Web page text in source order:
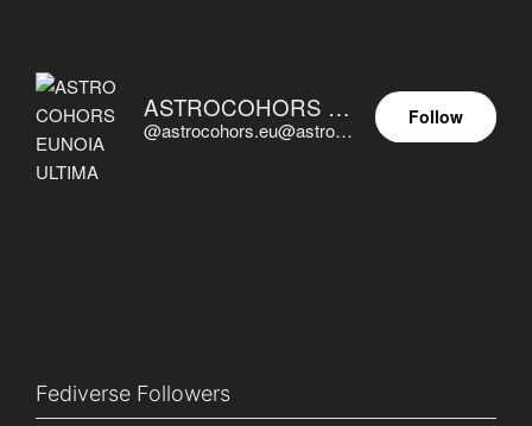
ASTROCOHORS EUNOIA ULTIMA
@astrocohors.eu@astrocohors.eu
Follow
Fediverse Followers